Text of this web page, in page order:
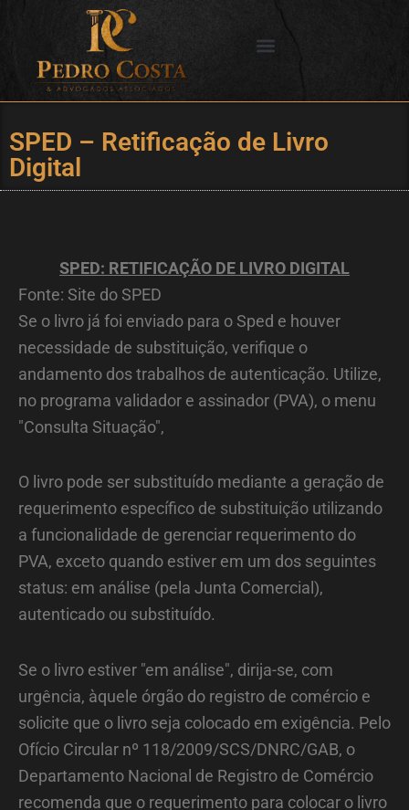
conteúdo
SPED – Retificação de Livro
Digital
SPED: RETIFICAÇÃO DE LIVRO DIGITAL
Fonte: Site do SPED
Se o livro já foi enviado para o Sped e houver
necessidade de substituição, verifique o
andamento dos trabalhos de autenticação. Utilize,
no programa validador e assinador (PVA), o menu
"Consulta Situação",
O livro pode ser substituído mediante a geração de
requerimento específico de substituição utilizando
a funcionalidade de gerenciar requerimento do
PVA, exceto quando estiver em um dos seguintes
status: em análise (pela Junta Comercial),
autenticado ou substituído.
Se o livro estiver "em análise", dirija-se, com
urgência, àquele órgão do registro de comércio e
solicite que o livro seja colocado em exigência. Pelo
Ofício Circular nº 118/2009/SCS/DNRC/GAB, o
Departamento Nacional de Registro de Comércio
recomenda que o requerimento para colocar o livro